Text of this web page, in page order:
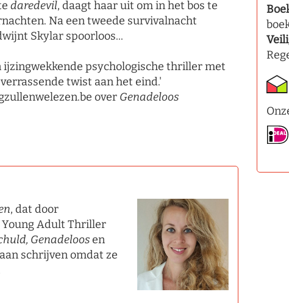
daredevil, daagt haar uit om in het bos te
Na een tweede survivalnacht
Skylar spoorloos...
ijzingwekkende psychologische thriller met
twist aan het eind.'
over Genadeloos
, dat door
Young Adult Thriller
Genadeloosen
schrijven omdat ze